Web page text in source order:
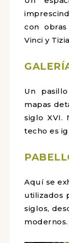
con
Vinci y
Un
mapas
siglo XVI.
techo es
Aquí se
utilizados
siglos,
modernos.